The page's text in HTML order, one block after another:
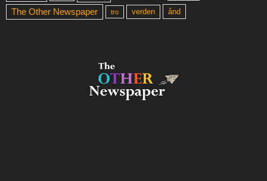
The Other Newspaper tro verden ånd